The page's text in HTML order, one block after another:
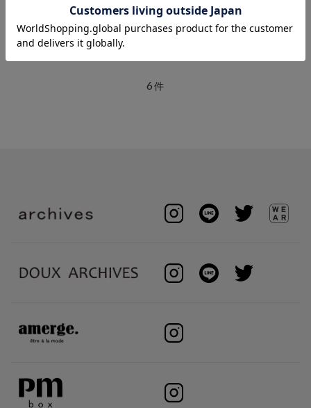
quilting laceup flare onepiece
coat
￥26,180
2way arm warmer fur coat
￥23,100
6件